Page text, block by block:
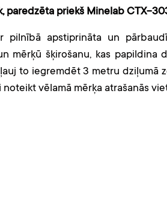
paredzēta priekš Minelab CTX-
apstiprināta un
mērķū šķirošanu, kas papildina
to iegremdēt 3 metru dziļumā
vēlamā mērķa atrašanās